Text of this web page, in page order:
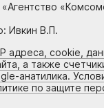
Ивкин В.П.
адреса, cookie,
а также
анатилика.
по защите